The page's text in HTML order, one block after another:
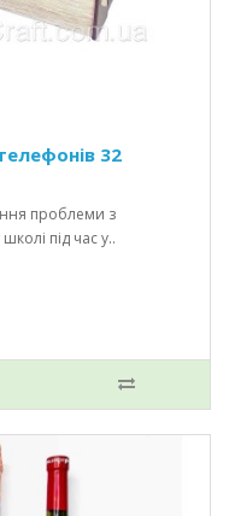
32
проблеми з
під час у..